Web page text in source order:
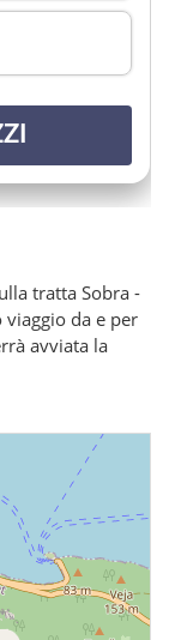
tratta Sobra -
da e per
avviata la